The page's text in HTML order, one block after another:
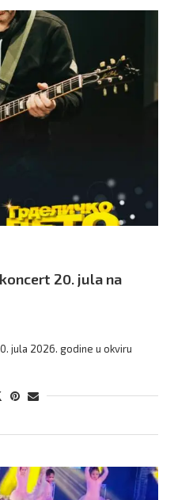
20. jula na
jula 2026. godine u okviru